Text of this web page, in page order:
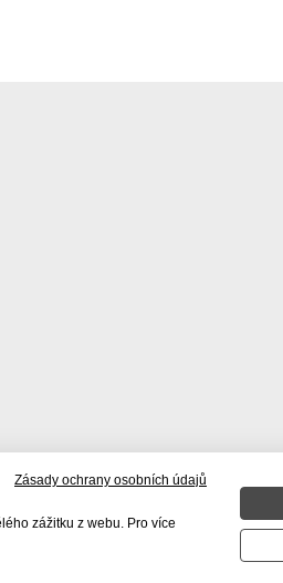
Zásady ochrany osobních údajů
zážitku z webu. Pro více